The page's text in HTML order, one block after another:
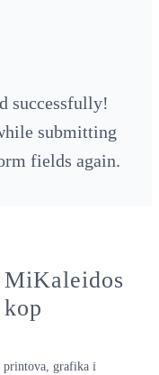
successfully!
submitting
fields again.
MiKaleidos
kop
printova, grafika i